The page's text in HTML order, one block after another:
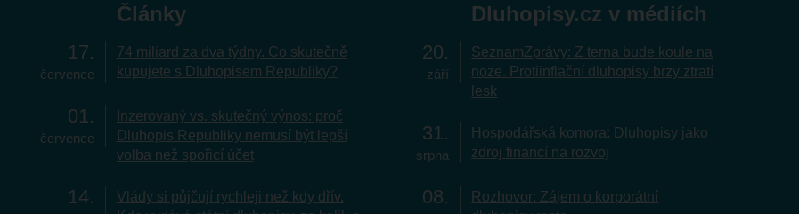
Články
17
července
74 miliard za dva týdny. Co skutečně
kupujete s Dluhopisem Republiky?
01
července
Inzerovaný vs. skutečný výnos: proč
Dluhopis Republiky nemusí být lepší
volba než spořicí účet
14
Vlády si půjčují rychleji než kdy dřív.
Dluhopisy.cz v médiích
20
září
SeznamZprávy: Z terna bude koule na
noze. Protiinflační dluhopisy brzy ztratí
lesk
31
srpna
Hospodářská komora: Dluhopisy jako
zdroj financí na rozvoj
08
Rozhovor: Zájem o korporátní